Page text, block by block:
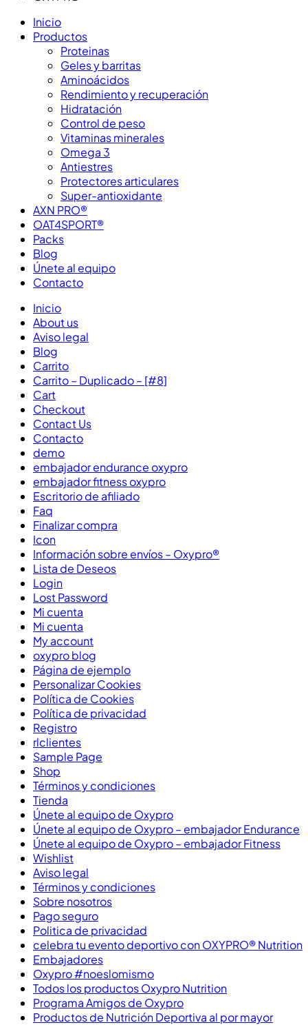
Inicio
Productos
Proteinas
Geles y barritas
Aminoácidos
Rendimiento y recuperación
Hidratación
Control de peso
Vitaminas minerales
Omega 3
Antiestres
Protectores articulares
Super-antioxidante
AXN PRO®
OAT4SPORT®
Packs
Blog
Únete al equipo
Contacto
Inicio
About us
Aviso legal
Blog
Carrito
Carrito – Duplicado – [#8]
Cart
Checkout
Contact Us
Contacto
demo
embajador endurance oxypro
embajador fitness oxypro
Escritorio de afiliado
Faq
Finalizar compra
Icon
Información sobre envíos – Oxypro®
Lista de Deseos
Login
Lost Password
Mi cuenta
Mi cuenta
My account
oxypro blog
Página de ejemplo
Personalizar Cookies
Política de Cookies
Política de privacidad
Registro
rlclientes
Sample Page
Shop
Términos y condiciones
Tienda
Únete al equipo de Oxypro
Únete al equipo de Oxypro – embajador Endurance
Únete al equipo de Oxypro – embajador Fitness
Wishlist
Aviso legal
Términos y condiciones
Sobre nosotros
Pago seguro
Politica de privacidad
celebra tu evento deportivo con OXYPRO® Nutrition
Embajadores
Oxypro #noeslomismo
Todos los productos Oxypro Nutrition
Programa Amigos de Oxypro
Productos de Nutrición Deportiva al por mayor